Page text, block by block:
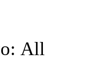
All